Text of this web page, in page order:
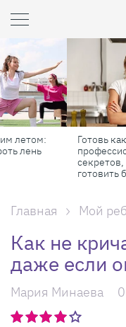
Готовь как шеф-повар: 6
профессиональных
секретов, которые
готовить быстрее и
Главная Мой
Как не
даже если
Мария Минаева